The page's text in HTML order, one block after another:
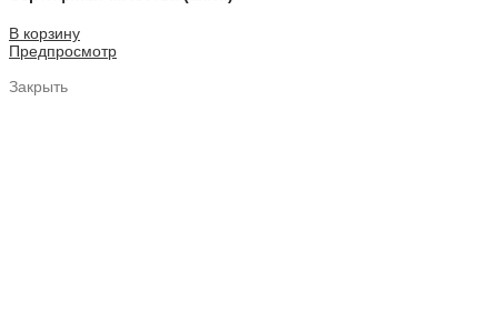
В корзину
Предпросмотр
Закрыть